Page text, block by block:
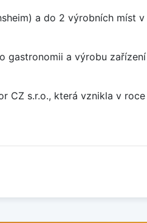
a do 2 výrobních míst v
gastronomii a výrobu
CZ s.r.o., která vznikla v roce